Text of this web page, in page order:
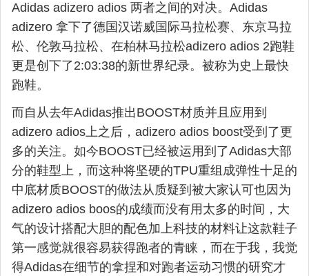
Adidas adizero adios 两者之间的对决。Adidas
adizero 拿下了德国汉诺威国际马拉松赛、东京马拉
松、伦敦马拉松、在柏林马拉松adizero adios 2跑鞋
更是创下了2:03:38的新世界纪录。被称为史上最快
跑鞋。
而自从去年Adidas推出BOOST材质并且应用到
adizero adios上之后，adizero adios boost受到了更
多的关注。如今BOOST已经被运用到了Adidas大部
分的鞋型上，而这种将坚硬的TPU重组成弹性十足的
中底材质BOOST的做法从质疑到被大家认可也因为
adizero adios boos的成绩而没有用太多的时间，大
气的设计搭配大胆的配色加上科技的材料让这款鞋子
第一感觉就很容易获得跑者的青睐，而在于我，我觉
得Adidas在细节的拿捏和对跑者运动习惯的研究才